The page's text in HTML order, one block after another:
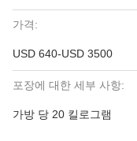
가격:
USD 640-USD 3500
포장에 대한 세부 사항:
가방 당 20 킬로그램